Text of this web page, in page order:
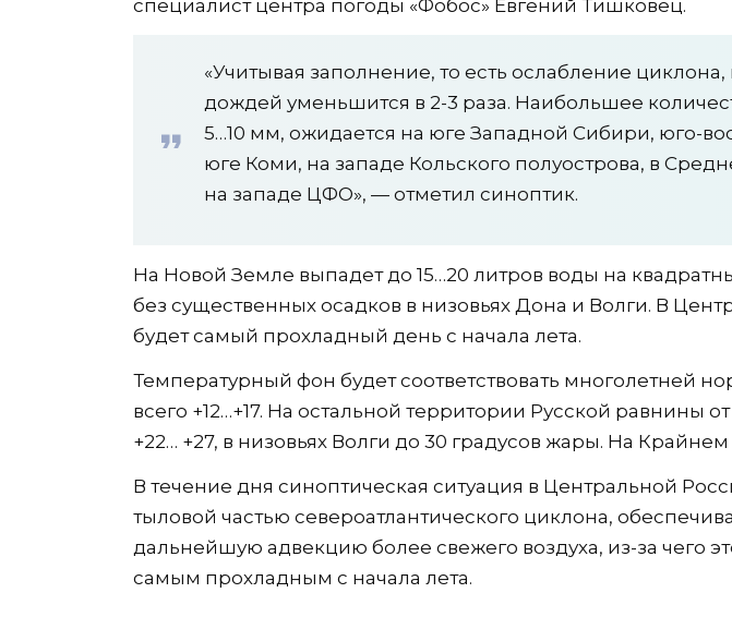
специалист центра погоды «Фобос» Евгений Тишковец.
«Учитывая заполнение, то есть ослабление
дождей уменьшится в 2-3 раза. Наибольшее
5…10 мм, ожидается на юге Западной Сибири, юго-
юге Коми, на западе Кольского полуострова, в
на западе ЦФО», — отметил синоптик.
На Новой Земле выпадет до 15…20 литров воды на
без существенных осадков в низовьях Дона и Волги. В
будет самый прохладный день с начала лета.
Температурный фон будет соответствовать многолетней
всего +12…+17. На остальной территории Русской равнины
+22… +27, в низовьях Волги до 30 градусов жары. На Крайнем
В течение дня синоптическая ситуация в Центральной
тыловой частью североатлантического циклона,
дальнейшую адвекцию более свежего воздуха, из-за чего
самым прохладным с начала лета.